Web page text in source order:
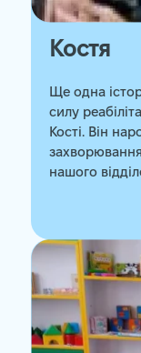
Костя
Ще одна
силу
Кості. Він
нашого